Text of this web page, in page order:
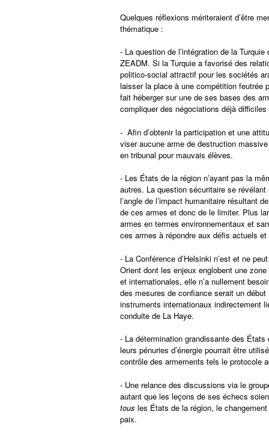
Quelques réflexions mériteraient d’être
thématique :
- La question de l’intégration de la
ZEADM. Si la Turquie a favorisé des
politico-social attractif pour les sociétés
laisser la place à une compétition feutrée
fait héberger sur une de ses bases des
compliquer des négociations déjà
- Afin d’obtenir la participation et une
viser aucune arme de destruction
en tribunal pour mauvais élèves.
- Les États de la région n’ayant pas la
autres. La question sécuritaire se
l’angle de l’impact humanitaire résultant
de ces armes et donc de le limiter. Plus
armes en termes environnementaux et
ces armes à répondre aux défis actuels
- La Conférence d’Helsinki n’est et ne
Orient dont les enjeux englobent une
et internationales, elle n’a nullement
des mesures de confiance serait un
instruments internationaux indirectement
conduite de La Haye.
- La détermination grandissante des
leurs pénuries d’énergie pourrait être
contrôle des armements tels le protocole
- Une relance des discussions via le
autant que les leçons de ses échecs
tous les États de la région, le
paix.